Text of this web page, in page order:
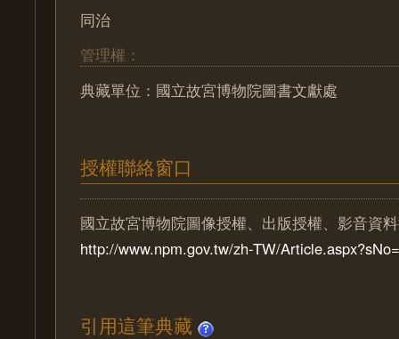
同治
管理權：
典藏單位：國立故宮博物院圖書文獻處
授權聯絡窗口
國立故宮博物院圖像授權、出版授權、影音資
http://www.npm.gov.tw/zh-TW/
引用這筆典藏